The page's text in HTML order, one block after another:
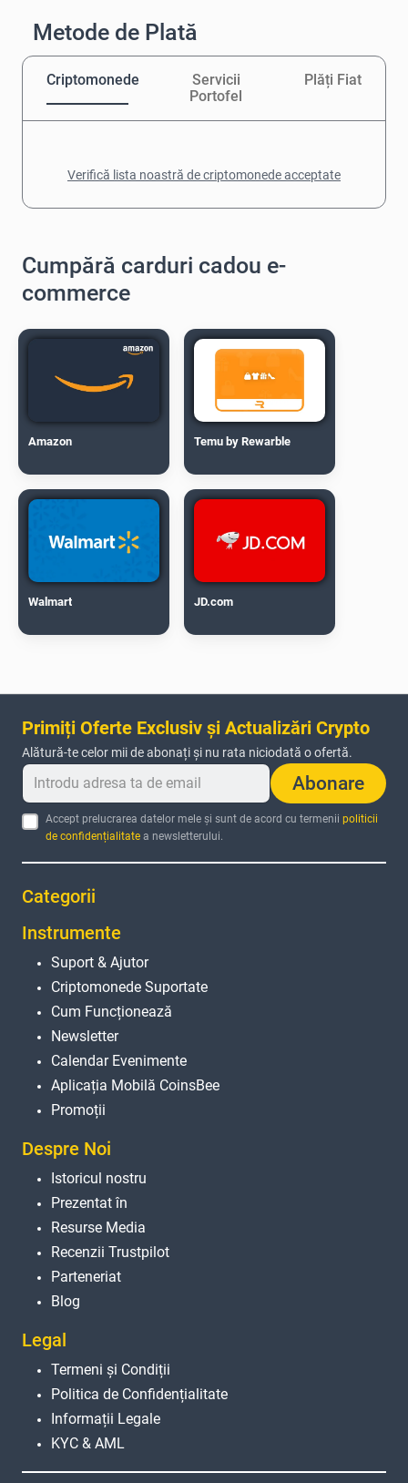
Metode de Plată
Criptomonede
Servicii
Portofel
Plăți Fiat
Verifică lista noastră de criptomonede acceptate
Cumpără carduri cadou e-
commerce
Amazon Temu by Rewarble
Walmart JD.com
Primiți Oferte Exclusiv și Actualizări Crypto
Alătură-te celor mii de abonați și nu rata niciodată o ofertă.
Abonare
Accept prelucrarea datelor mele și sunt de acord cu termeniipoliticii
de confidențialitate a newsletterului.
Categorii
Instrumente
Suport & Ajutor
Criptomonede Suportate
Cum Funcționează
Newsletter
Calendar Evenimente
Aplicația Mobilă CoinsBee
Promoții
Despre Noi
Istoricul nostru
Prezentat în
Resurse Media
Recenzii Trustpilot
Parteneriat
Blog
Legal
Termeni și Condiții
Politica de Confidențialitate
Informații Legale
KYC & AML